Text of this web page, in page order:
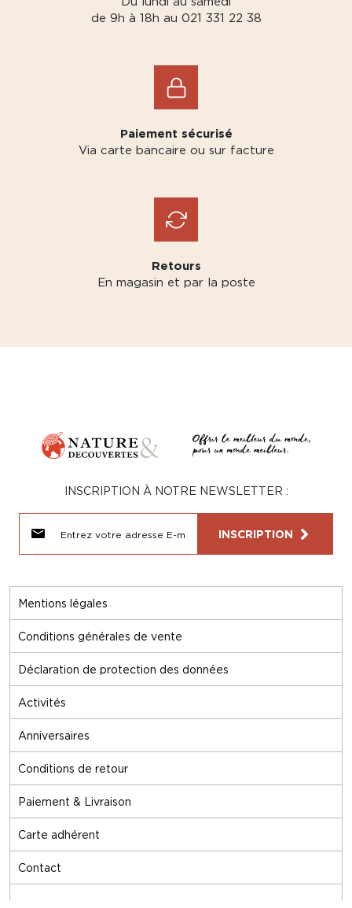
de 9h à 18h au 021 331 22 38
Paiement sécurisé
Via carte bancaire ou sur facture
Retours
En magasin et par la poste
Mentions légales
Conditions générales de vente
Déclaration de protection des données
Activités
Anniversaires
Conditions de retour
Paiement & Livraison
Carte adhérent
Contact
INSCRIPTION À NOTRE NEWSLETTER :
INSCRIPTION